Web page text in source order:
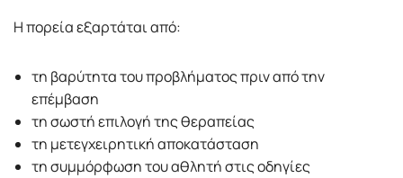
Η πορεία εξαρτάται από:
τη βαρύτητα του προβλήματος πριν από την
επέμβαση
τη σωστή επιλογή της θεραπείας
τη μετεγχειρητική αποκατάσταση
τη συμμόρφωση του αθλητή στις οδηγίες